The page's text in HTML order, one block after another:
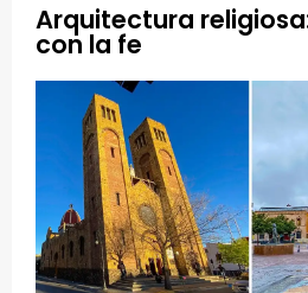
Arquitectura
con la fe